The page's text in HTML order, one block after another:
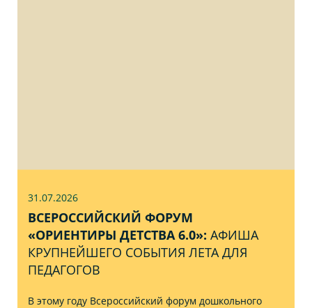
31.07.2026
ВСЕРОССИЙСКИЙ ФОРУМ
«ОРИЕНТИРЫ ДЕТСТВА 6.0»: АФИША
КРУПНЕЙШЕГО СОБЫТИЯ ЛЕТА ДЛЯ
ПЕДАГОГОВ
В этому году Всероссийский форум дошкольного